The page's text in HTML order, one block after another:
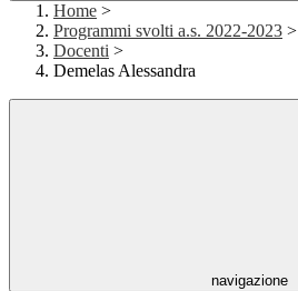
Home >
Programmi svolti a.s. 2022-2023 >
Docenti >
Demelas Alessandra
navigazione